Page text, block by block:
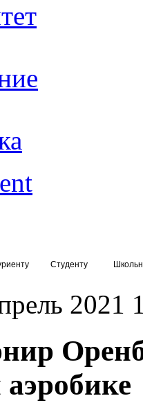
Студенту
2021